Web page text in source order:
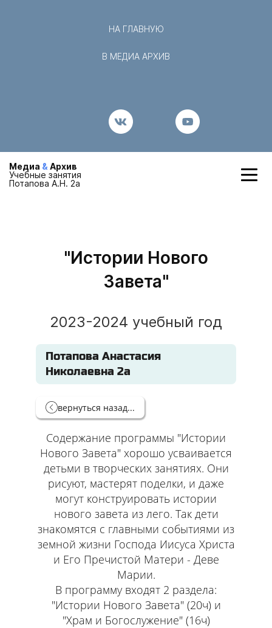
НА ГЛАВНУЮ
В МЕДИА АРХИВ
Медиа & Архив
Учебные занятия
Потапова А.Н. 2а
"Истории Нового
Завета"
2023-2024 учебный год
Потапова Анастасия
Николаевна 2а
вернуться назад...
Содержание программы "Истории
Нового Завета" хорошо усваивается
детьми в творческих занятиях. Они
рисуют, мастерят поделки, и даже
могут конструировать истории
нового завета из лего. Так дети
знакомятся с главными событиями из
земной жизни Господа Иисуса Христа
и Его Пречистой Матери - Деве
Марии.
В программу входят 2 раздела:
"Истории Нового Завета" (20ч) и
"Храм и Богослужение" (16ч)